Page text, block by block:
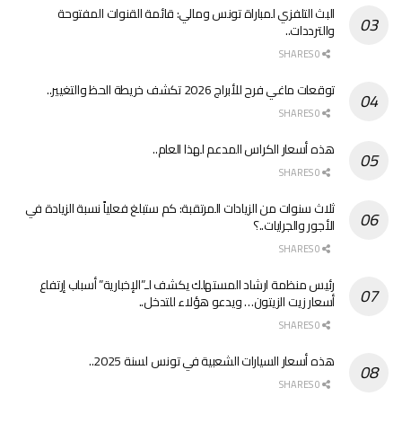
البث التلفزي لمباراة تونس ومالي: قائمة القنوات المفتوحة
والترددات..
توقعات ماغي فرح للأبراج 2026 تكشف خريطة الحظ والتغيير..
هذه أسعار الكراس المدعم لهذا العام..
ثلاث سنوات من الزيادات المرتقبة: كم ستبلغ فعلياً نسبة الزيادة في
الأجور والجرايات..؟
رئيس منظمة ارشاد المستهلك يكشف لـ”الإخبارية” أسباب إرتفاع
أسعار زيت الزيتون… ويدعو هؤلاء للتدخل..
هذه أسعار السيارات الشعبية في تونس لسنة 2025..